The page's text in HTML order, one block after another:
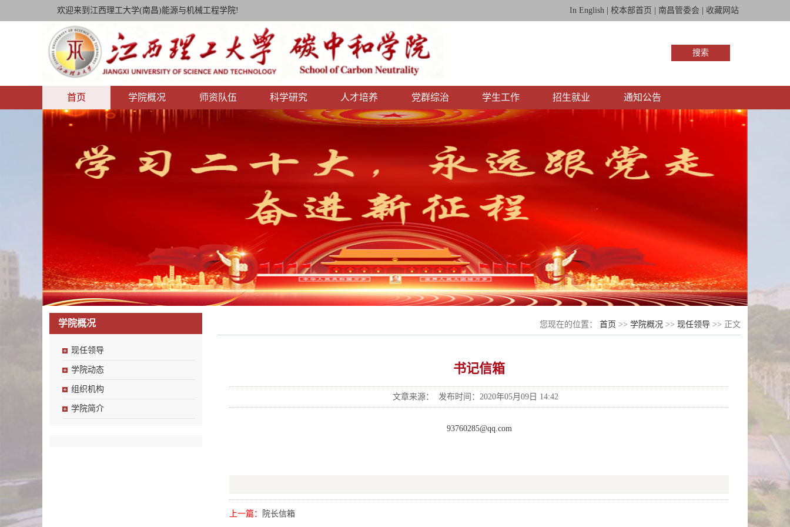
欢迎来到江西理工大学(南昌)能源与机械工程学院! In English 校本部首页 南昌管委会 收藏网站
搜索
首页 学院概况 师资队伍 科学研究 人才培养 党群综治 学生工作 招生就业 通知公告
学院概况
现任领导
学院动态
组织机构
学院简介
您现在的位置： 首页 >> 学院概况 >> 现任领导 >> 正文
书记信箱
文章来源： 发布时间：2020年05月09日 14:42
93760285@qq.com
上一篇： 院长信箱